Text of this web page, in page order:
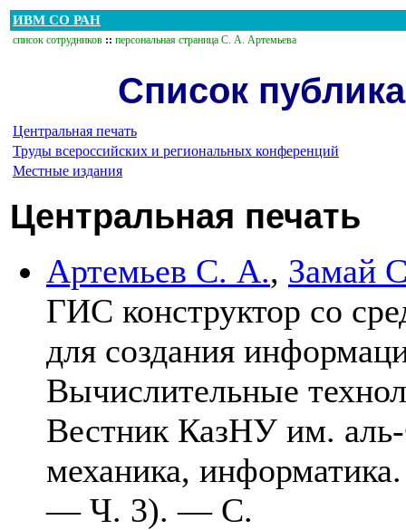
ИВМ СО РАН
список сотрудников :: персональная страница С. А. Артемьева
Список
Центральная печать
Труды всероссийских и региональных конференций
Местные издания
Центральная печать
Артемьев С. А., Замай
ГИС конструктор со
для создания
Вычислительные
Вестник КазНУ им.
механика,
— Ч. 3). — С.